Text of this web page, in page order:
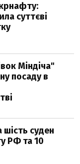
суттєві
Міндіча"
посаду в
шість суден
РФ та 10